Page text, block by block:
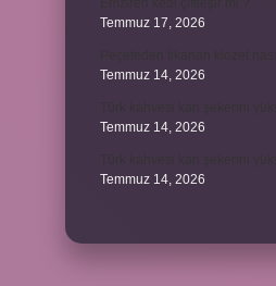
Temmuz 17, 2026
Temmuz 14, 2026
Temmuz 14, 2026
Temmuz 14, 2026